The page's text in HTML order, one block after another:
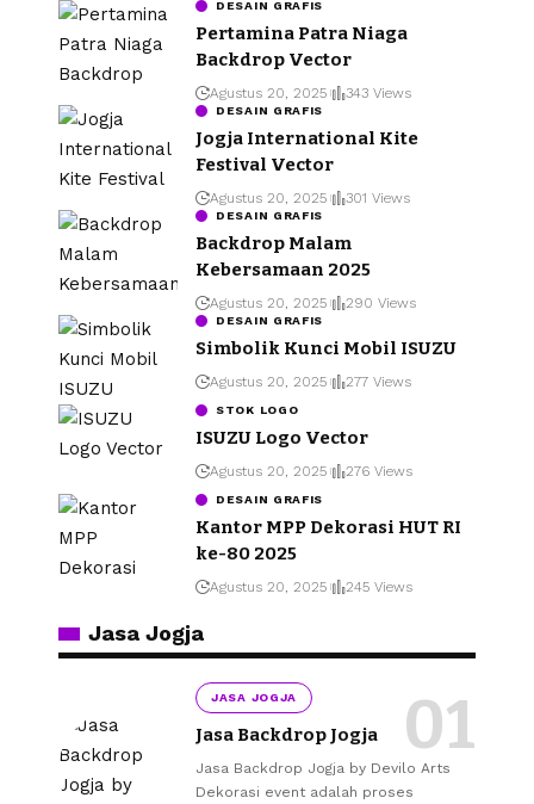
DESAIN GRAFIS
Pertamina Patra Niaga
Backdrop Vector
Agustus 20, 2025 343 Views
DESAIN GRAFIS
Jogja International Kite
Festival Vector
Agustus 20, 2025 301 Views
DESAIN GRAFIS
Backdrop Malam
Kebersamaan 2025
Agustus 20, 2025 290 Views
DESAIN GRAFIS
Simbolik Kunci Mobil ISUZU
Agustus 20, 2025 277 Views
STOK LOGO
ISUZU Logo Vector
Agustus 20, 2025 276 Views
DESAIN GRAFIS
Kantor MPP Dekorasi HUT RI
ke-80 2025
Agustus 20, 2025 245 Views
Jasa Jogja
JASA JOGJA
Jasa Backdrop Jogja
Jasa Backdrop Jogja by Devilo Arts
Dekorasi event adalah proses